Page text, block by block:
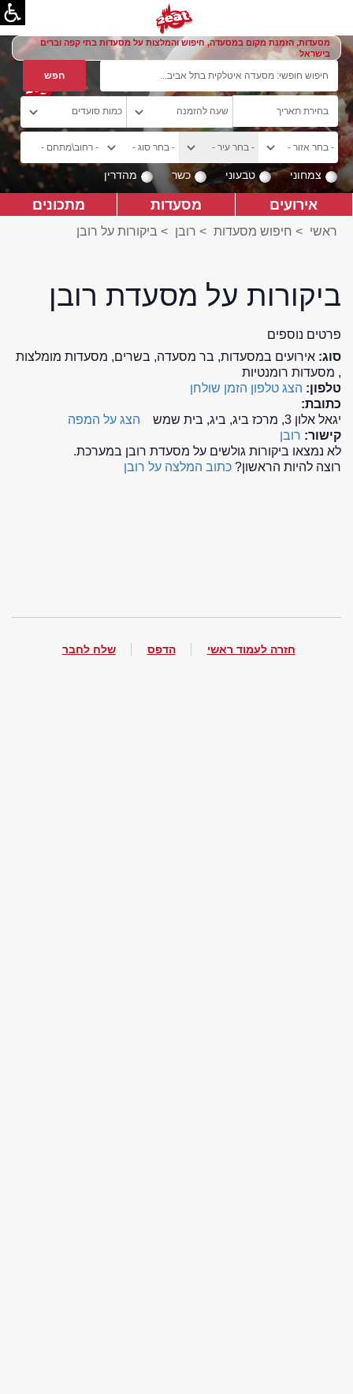
מסעדות, הזמנת מקום במסעדה, חיפוש והמלצות על מסעדות בתי קפה וברים
בישראל
צמחוני טבעוני כשר מהדרין
אירועים מסעדות מתכונים
ראשי > חיפוש מסעדות > רובן > ביקורות על רובן
ביקורות על מסעדת רובן
פרטים נוספים
סוג: אירועים במסעדות, בר מסעדה, בשרים, מסעדות מומלצות
, מסעדות רומנטיות
טלפון: הצג טלפון הזמן שולחן
כתובת:
יגאל אלון 3, מרכז ביג, ביג, בית שמש
הצג על המפה
קישור: רובן
לא נמצאו ביקורות גולשים על מסעדת רובן במערכת.
רוצה להיות הראשון? כתוב המלצה על רובן
חזרה לעמוד ראשי הדפס שלח לחבר